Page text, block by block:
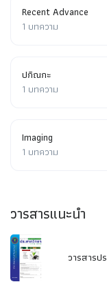
Recent Advance
1 บทความ
ปกิณกะ
1 บทความ
Imaging
1 บทความ
วารสารแนะนำ
วารสารป